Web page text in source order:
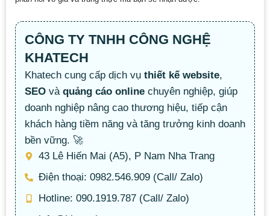
CÔNG TY TNHH CÔNG NGHỆ
KHATECH
Khatech cung cấp dịch vụ thiết kế website,
SEO và quảng cáo online chuyên nghiệp, giúp
doanh nghiệp nâng cao thương hiệu, tiếp cận
khách hàng tiềm năng và tăng trưởng kinh doanh
bền vững. 🚀
43 Lê Hiến Mai (A5), P Nam Nha Trang
Điện thoại: 0982.546.909 (Call/ Zalo)
Hotline: 090.1919.787 (Call/ Zalo)